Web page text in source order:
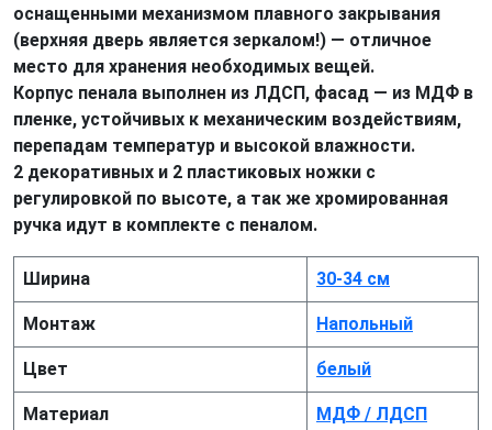
оснащенными механизмом плавного закрывания
(верхняя дверь является зеркалом!) — отличное
место для хранения необходимых вещей.
Корпус пенала выполнен из ЛДСП, фасад — из МДФ в
пленке, устойчивых к механическим воздействиям,
перепадам температур и высокой влажности.
2 декоративных и 2 пластиковых ножки с
регулировкой по высоте, а так же хромированная
ручка идут в комплекте с пеналом.
Ширина 30-34 см
Монтаж Напольный
Цвет белый
Материал МДФ / ЛДСП